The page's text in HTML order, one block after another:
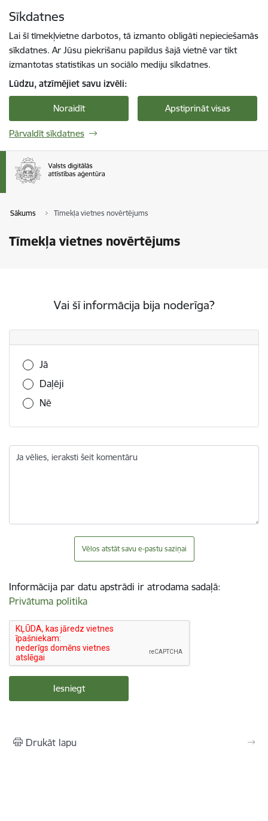
Sīkdatnes
Lai šī tīmekļvietne darbotos, tā izmanto obligāti nepieciešamās
sīkdatnes. Ar Jūsu piekrišanu papildus šajā vietnē var tikt
izmantotas statistikas un sociālo mediju sīkdatnes.
Lūdzu, atzīmējiet savu izvēli:
Noraidīt Apstiprināt visas
Pārvaldīt sīkdatnes
Sākums Tīmekļa vietnes novērtējums
Tīmekļa vietnes novērtējums
Vai šī informācija bija noderīga?
Vai šī informācija bija noderīga?
Jā
Daļēji
Nē
Ja vēlies, ieraksti šeit komentāru
Vēlos atstāt savu e-pastu saziņai
Informācija par datu apstrādi ir atrodama sadaļā:
Privātuma politika
Drukāt lapu